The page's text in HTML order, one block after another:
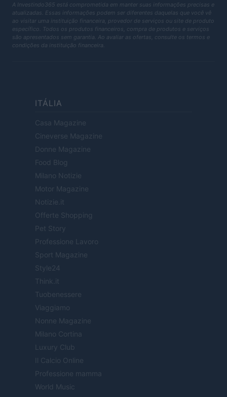
A Investindo365 está comprometida em manter suas informações precisas e
atualizadas. Essas informações podem ser diferentes daquelas que você vê
ao visitar uma instituição financeira, provedor de serviços ou site de produto
específico. Todos os produtos financeiros, compra de produtos e serviços
são apresentados sem garantia. Ao avaliar as ofertas, consulte os termos e
condições da instituição financeira.
ITÁLIA
Casa Magazine
Cineverse Magazine
Donne Magazine
Food Blog
Milano Notizie
Motor Magazine
Notizie.it
Offerte Shopping
Pet Story
Professione Lavoro
Sport Magazine
Style24
Think.it
Tuobenessere
Viaggiamo
Nonne Magazine
Milano Cortina
Luxury Club
Il Calcio Online
Professione mamma
World Music